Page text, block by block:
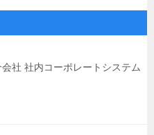
社 社内コーポレートシステム